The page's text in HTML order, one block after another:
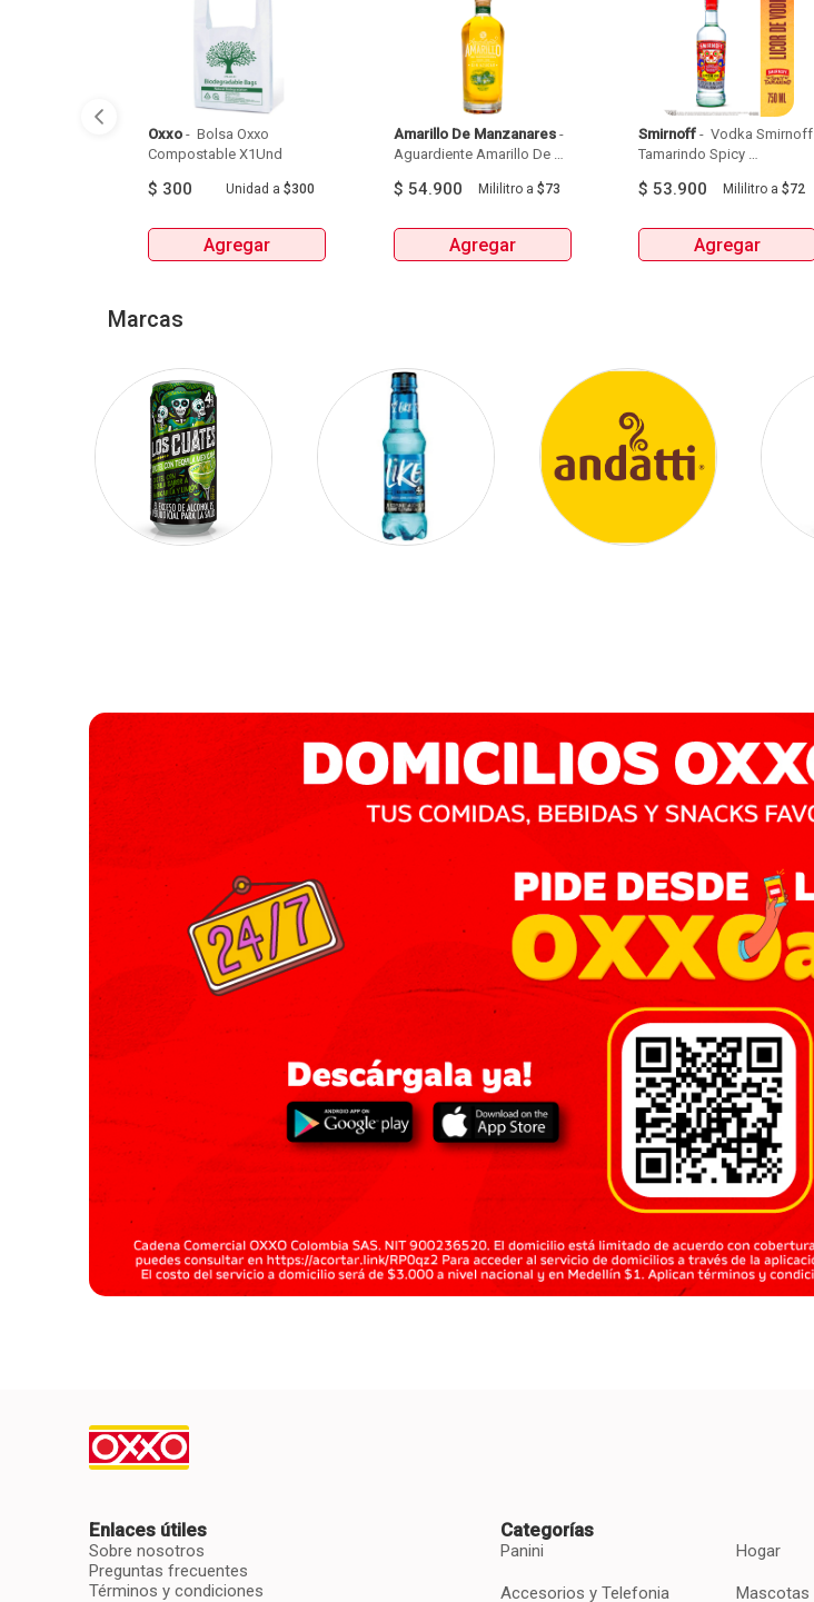
Oxxo - Bolsa Oxxo
$ 300 Unidad a $300
Agregar
Amarillo De Manzanares -
Aguardiente Amarillo De
$ 54.900 Mililitroa $73
Agregar
Smirnoff - Vodka Smirnoff
Tamarindo Spicy
$ 53.900 Mililitro a$72
Agregar
Marcas
Enlaces útiles
Sobre nosotros
Preguntas frecuentes
Términos y condiciones
Categorías
Panini
Accesorios y Telefonia
Hogar
Mascotas